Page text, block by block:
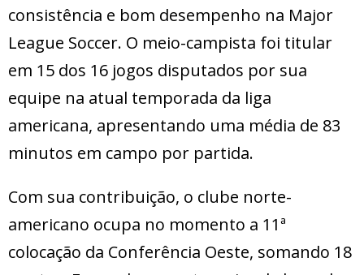
consistência e bom desempenho na Major
League Soccer. O meio-campista foi titular
em 15 dos 16 jogos disputados por sua
equipe na atual temporada da liga
americana, apresentando uma média de 83
minutos em campo por partida.
Com sua contribuição, o clube norte-
americano ocupa no momento a 11ª
colocação da Conferência Oeste, somando 18